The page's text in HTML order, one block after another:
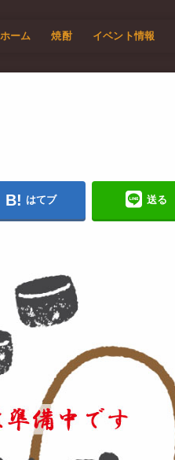
ホーム 焼酎 イベント情報
はてブ 送る